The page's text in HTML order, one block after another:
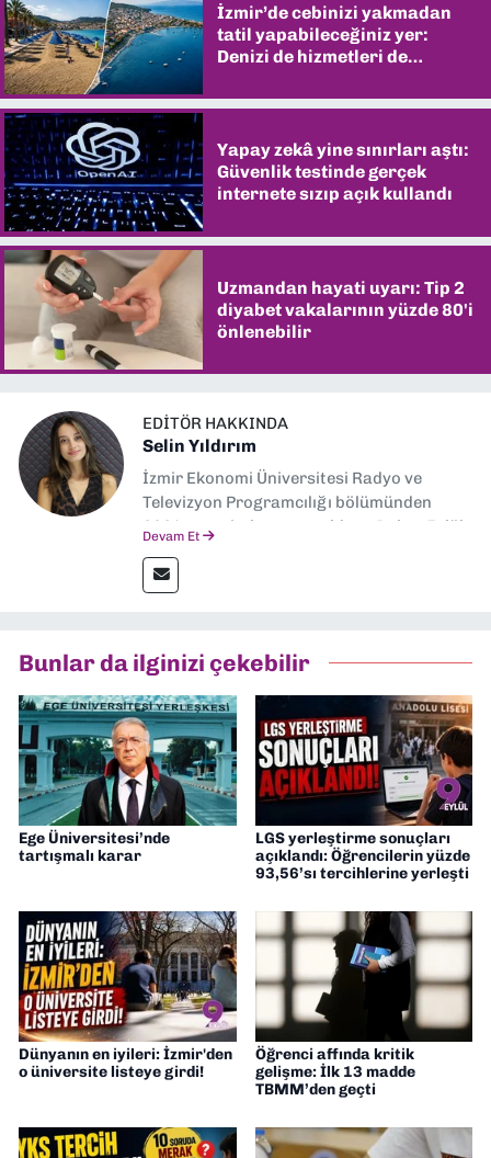
İzmir’de cebinizi yakmadan
tatil yapabileceğiniz yer:
Denizi de hizmetleri de
Yapay zekâ yine sınırları aştı:
Güvenlik testinde gerçek
internete sızıp açık kullandı
Uzmandan hayati uyarı: Tip 2
diyabet vakalarının yüzde 80'i
önlenebilir
EDITÖR HAKKINDA
Selin Yıldırım
İzmir Ekonomi Üniversitesi Radyo ve
Televizyon Programcılığı bölümünden
2024 senesinde mezun oldum. Dokuz Eylül
editörlük görevini de üstleniyorum.
Devam Et
Bunlar da ilginizi çekebilir
Ege Üniversitesi’nde
tartışmalı karar
LGS yerleştirme sonuçları
açıklandı: Öğrencilerin yüzde
93,56’sı tercihlerine yerleşti
Dünyanın en iyileri: İzmir'den
o üniversite listeye girdi!
Öğrenci affında kritik
gelişme: İlk 13 madde
TBMM’den geçti